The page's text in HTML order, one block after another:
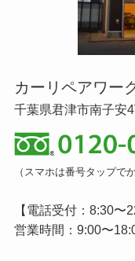
カーリペアワー
千葉県君津市南子安
（スマホは番号タップで
【電話受付：8:30〜
営業時間：9:00〜